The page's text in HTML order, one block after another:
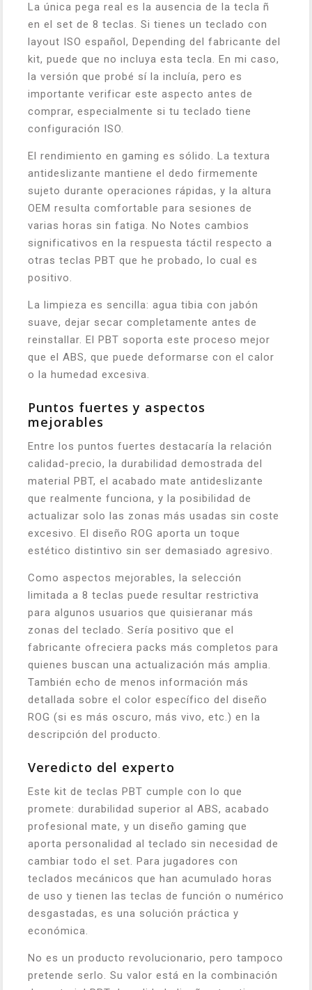
La única pega real es la ausencia de la tecla ñ
en el set de 8 teclas. Si tienes un teclado con
layout ISO español, Depending del fabricante del
kit, puede que no incluya esta tecla. En mi caso,
la versión que probé sí la incluía, pero es
importante verificar este aspecto antes de
comprar, especialmente si tu teclado tiene
configuración ISO.
El rendimiento en gaming es sólido. La textura
antideslizante mantiene el dedo firmemente
sujeto durante operaciones rápidas, y la altura
OEM resulta comfortable para sesiones de
varias horas sin fatiga. No Notes cambios
significativos en la respuesta táctil respecto a
otras teclas PBT que he probado, lo cual es
positivo.
La limpieza es sencilla: agua tibia con jabón
suave, dejar secar completamente antes de
reinstallar. El PBT soporta este proceso mejor
que el ABS, que puede deformarse con el calor
o la humedad excesiva.
Puntos fuertes y aspectos
mejorables
Entre los puntos fuertes destacaría la relación
calidad-precio, la durabilidad demostrada del
material PBT, el acabado mate antideslizante
que realmente funciona, y la posibilidad de
actualizar solo las zonas más usadas sin coste
excesivo. El diseño ROG aporta un toque
estético distintivo sin ser demasiado agresivo.
Como aspectos mejorables, la selección
limitada a 8 teclas puede resultar restrictiva
para algunos usuarios que quisieranar más
zonas del teclado. Sería positivo que el
fabricante ofreciera packs más completos para
quienes buscan una actualización más amplia.
También echo de menos información más
detallada sobre el color específico del diseño
ROG (si es más oscuro, más vivo, etc.) en la
descripción del producto.
Veredicto del experto
Este kit de teclas PBT cumple con lo que
promete: durabilidad superior al ABS, acabado
profesional mate, y un diseño gaming que
aporta personalidad al teclado sin necesidad de
cambiar todo el set. Para jugadores con
teclados mecánicos que han acumulado horas
de uso y tienen las teclas de función o numérico
desgastadas, es una solución práctica y
económica.
No es un producto revolucionario, pero tampoco
pretende serlo. Su valor está en la combinación